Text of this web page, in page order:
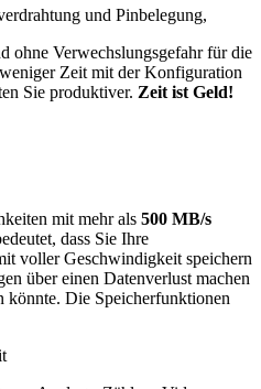
und Pinbelegung,
ohne Verwechslungsgefahr für die
Zeit mit der Konfiguration
Sie produktiver. Zeit ist Geld!
mit mehr als 500 MB/s
dass Sie Ihre
voller Geschwindigkeit speichern
über einen Datenverlust machen
könnte. Die Speicherfunktionen